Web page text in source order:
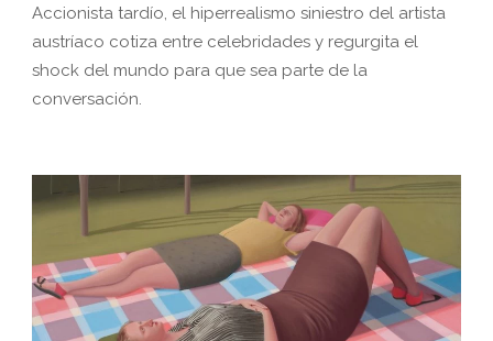
Accionista tardío, el hiperrealismo siniestro del artista
austríaco cotiza entre celebridades y regurgita el
shock del mundo para que sea parte de la
conversación.